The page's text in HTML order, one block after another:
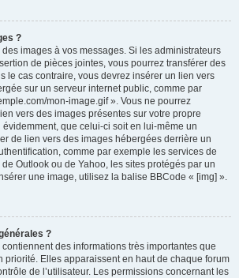
?
images à vos messages. Si les administrateurs
de pièces jointes, vous pourrez transférer des
le cas contraire, vous devrez insérer un lien vers
sur un serveur internet public, comme par
mon-image.gif ». Vous ne pourrez
vers des images présentes sur votre propre
que celui-ci soit en lui-même un
de lien vers des images hébergées derrière un
comme par exemple les services de
Outlook ou de Yahoo, les sites protégés par un
une image, utilisez la balise BBCode « [img] ».
?
des informations très importantes que
priorité. Elles apparaissent en haut de chaque forum
de l’utilisateur. Les permissions concernant les